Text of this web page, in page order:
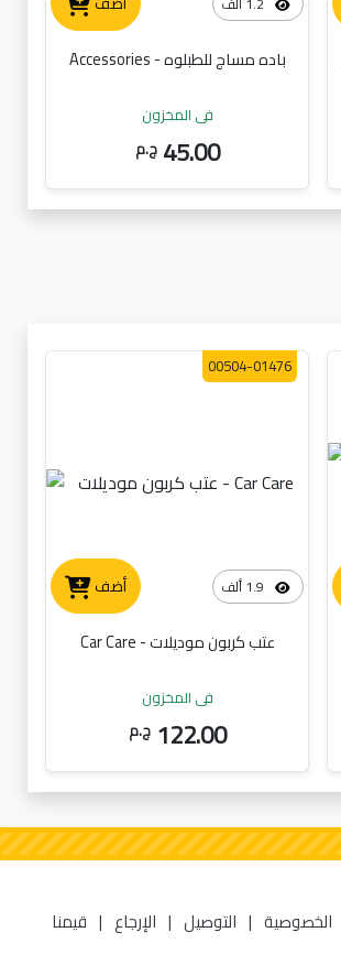
باده مساج للطبلوه - Accessories
في المخزون
45.00 ج.م
أضف
00504-01476
عتب كربون موديلات - Car Care
في المخزون
122.00 ج.م
الخصوصية | التوصيل | الإرجاع | قيمنا